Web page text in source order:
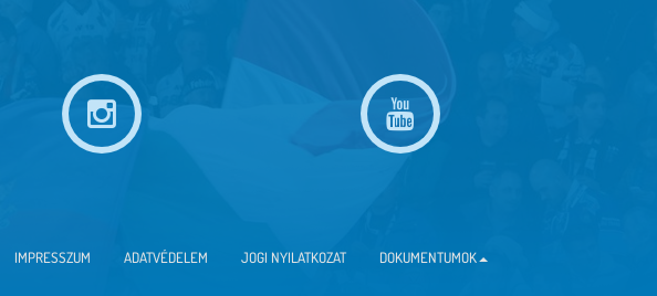
IMPRESSZUM ADATVÉDELEM JOGI NYILATKOZAT DOKUMENTUMOK